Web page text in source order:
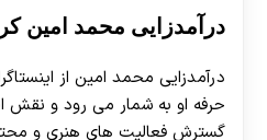
درآمدزایی محمد امین
درآمدزایی محمد امین از
حرفه او به شمار می‌ رود و نقش
گسترش فعالیت های هنری و